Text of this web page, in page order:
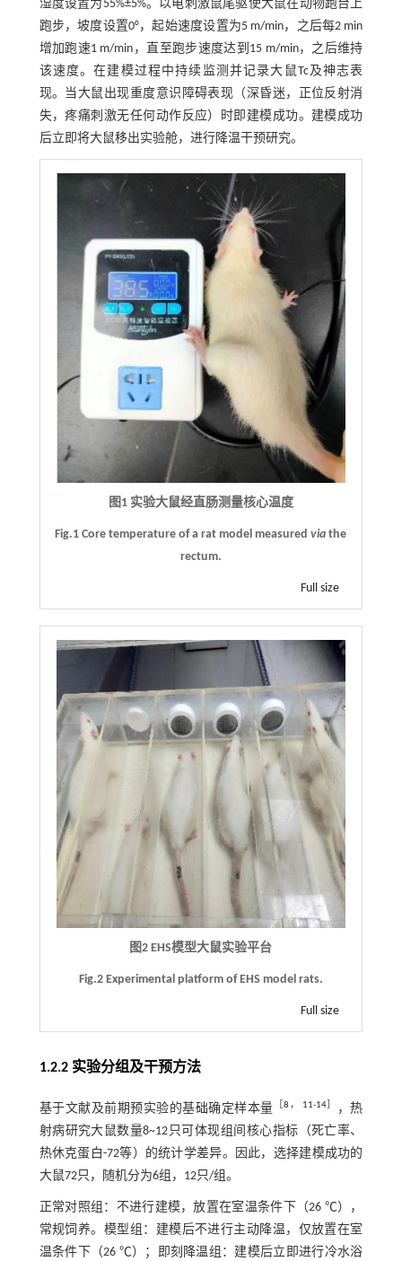
湿度设置为55%±5%。以电刺激鼠尾驱使大鼠在动物跑台上
跑步，坡度设置0°，起始速度设置为5 m/min，之后每2 min
增加跑速1 m/min，直至跑步速度达到15 m/min，之后维持
该速度。在建模过程中持续监测并记录大鼠Tc及神志表
现。当大鼠出现重度意识障碍表现（深昏迷，正位反射消
失，疼痛刺激无任何动作反应）时即建模成功。建模成功
后立即将大鼠移出实验舱，进行降温干预研究。
图1 实验大鼠经直肠测量核心温度
Fig.1 Core temperature of a rat model measuredvia the
rectum.
Full size
图2 EHS模型大鼠实验平台
Fig.2 Experimental platform of EHS model rats.
Full size
1.2.2 实验分组及干预方法
基于文献及前期预实验的基础确定样本量 ［8 ， 11-14］
，热
射病研究大鼠数量8~12只可体现组间核心指标（死亡率、
热休克蛋白-72等）的统计学差异。因此，选择建模成功的
大鼠72只，随机分为6组，12只/组。
正常对照组：不进行建模，放置在室温条件下（26 ℃），
常规饲养。模型组：建模后不进行主动降温，仅放置在室
温条件下（26 ℃）；即刻降温组：建模后立即进行冷水浴